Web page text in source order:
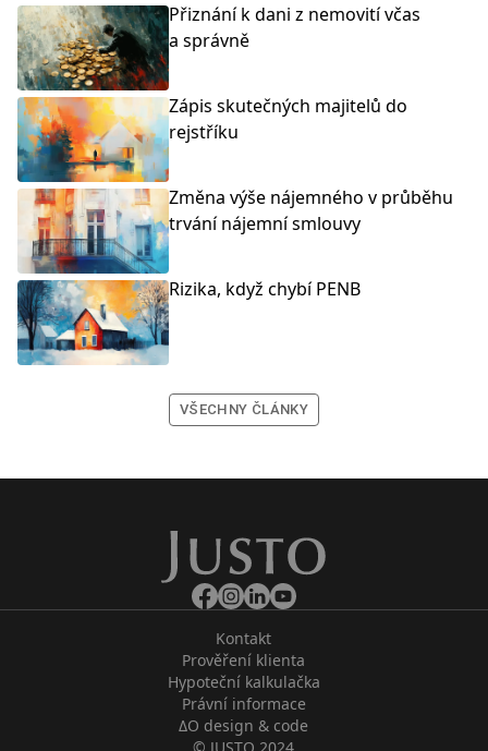
Přiznání k dani z nemovití včas
a správně
Zápis skutečných majitelů do
rejstříku
Změna výše nájemného v průběhu
trvání nájemní smlouvy
Rizika, když chybí PENB
VŠECHNY ČLÁNKY
Kontakt
Prověření klienta
Hypoteční kalkulačka
Právní informace
ΔO design & code